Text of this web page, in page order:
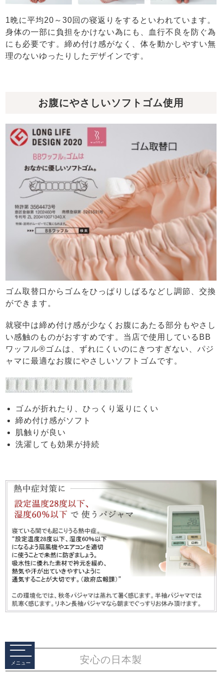
メニュー
1晩に平均20～30回の寝返りをするといわれています。
身体の一部に負担をかけない為にも、血行不良を防ぐ為
にも必要です。締め付け感がなく、体を動かしやすい無
理のないゆったりしたデザインです。
お腹にやさしいソフトゴム使用
ゴム取替口からゴムをひっぱりしばるなどし調節、交換
ができます。
就寝中は締め付け感が少なくお腹にあたる部分もやさし
い感触のものがおすすめです。当店で使用しているBB
ワッフル®ゴムは、ずれにくいのにきつすぎない、パジ
ャマに最適なお腹にやさしいソフトゴムです。
ゴムが折れたり、ひっくり返りにくい
締め付け感がソフト
肌触りが良い
洗濯しても効果が持続
安心の日本製